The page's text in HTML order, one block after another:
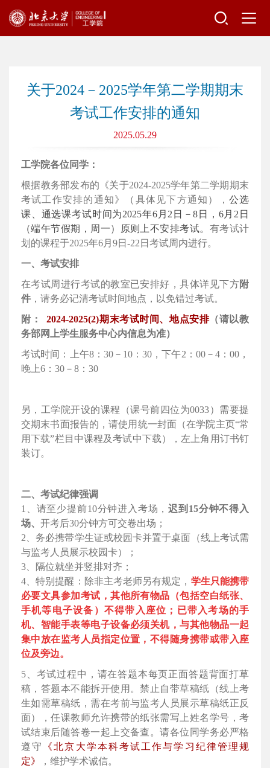
关于2024－2025学年第二学期期末
考试工作安排的通知
2025.05.29
工学院各位同学：
根据教务部发布的《关于2024-2025学年第二学期期末
考试工作安排的通知》（具体见下方通知）， 公选
课、通选课考试时间为2025年6月 2 日－8 日， 6月 2 日
（端午节假期，周一）原则上不安排考试。 有考试计
划的课程于2025年6月9日-22日考试周内进行。
一、考试安排
在考试周进行考试的教室已安排好，具体详见下方附
件 ，请务必记清考试时间地点，以免错过考试。
附：
2024-2025(2)期末考试时间、地点安排（请以教
务部网上学生服务中心内信息为准）
考试时间：上午8：30－10：30，下午2：00－4：00，
晚上6：30－8：30
另，工学院开设的课程（课号前四位为0033）需要提
交期末书面报告的，请使用统一封面（在学院主页“常
用下载”栏目中课程及考试中下载），左上角用订书钉
装订。
二、考试纪律强调
1、请至少提前10分钟进入考场，迟到 15分钟不得入
场、 开考后30分钟方可交卷出场；
2、务必携带学生证或校园卡并置于桌面（线上考试需
与监考人员展示校园卡）；
3、隔位就坐并竖排对齐；
4、特别提醒：除非主考老师另有规定， 学生只能携带
必要文具参加考试，其他所有物品（包括空白纸张、
手机等电子设备）不得带入座位；已带入考场的手
机、智能手表等电子设备必须关机，与其他物品一起
集中放在监考人员指定位置，不得随身携带或带入座
位及旁边。
5、考试过程中，请在答题本每页正面答题背面打草
稿，答题本不能拆开使用。禁止自带草稿纸（线上考
生如需草稿纸，需在考前与监考人员展示草稿纸正反
面），任课教师允许携带的纸张需写上姓名学号，考
试结束后随答卷一起上交备查。请各位同学务必严格
遵守
《北京大学本科考试工作与学习纪律管理规
定》
，维护学术诚信。